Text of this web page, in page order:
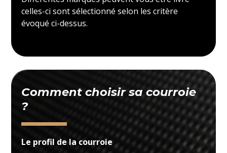
celles-ci sont sélectionné selon les critère
évoqué ci-dessus.
Comment choisir sa courroie
?
Le profil de la courroie